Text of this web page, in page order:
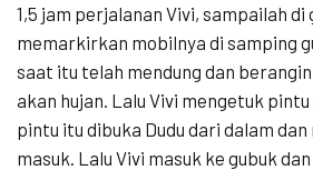
1,5 jam perjalanan Vivi, sampailah di
memarkirkan mobilnya di samping
saat itu telah mendung dan
akan hujan. Lalu Vivi mengetuk
pintu itu dibuka Dudu dari dalam
masuk. Lalu Vivi masuk ke gubuk